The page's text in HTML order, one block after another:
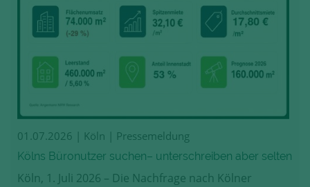
01.07.2026 | Köln | Pressemeldung
Kölns Büronutzer suchen– unterschreiben aber selten
Köln, 1. Juli 2026 – Die Nachfrage nach Kölner